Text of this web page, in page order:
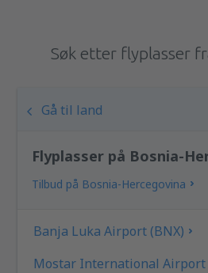
Søk etter flyplasser
Gå til land
Flyplasser på Bosnia-
Tilbud på Bosnia-Hercegovina
Banja Luka Airport (BNX)
Mostar International Airport